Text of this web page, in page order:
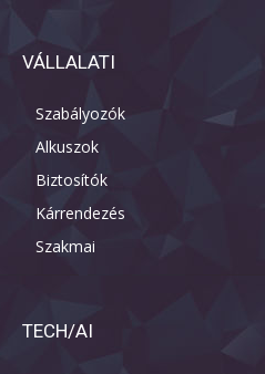
VÁLLALATI
Szabályozók
Alkuszok
Biztosítók
Kárrendezés
Szakmai
TECH/AI